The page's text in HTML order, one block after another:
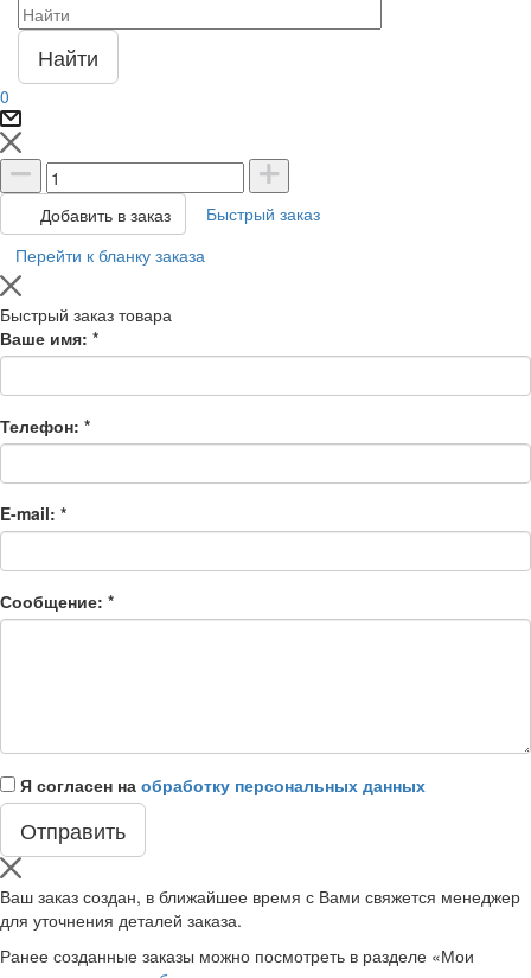
Найти
0
Добавить в заказ
Быстрый заказ
Перейти к бланку заказа
Быстрый заказ товара
Ваше имя: *
Телефон: *
E-mail: *
Сообщение: *
Я согласен на обработку персональных данных
Ваш заказ создан, в ближайшее время с Вами свяжется менеджер
для уточнения деталей заказа.
Ранее созданные заказы можно посмотреть в разделе «Мои